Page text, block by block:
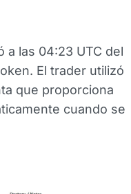
a las 04:23 UTC del
El trader utilizó
que proporciona
cuando se